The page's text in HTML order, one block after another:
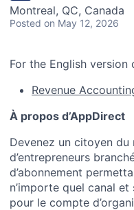
Montreal, QC, Canada
Posted on May 12, 2026
For the English
Revenue
À propos d’AppDirect
Devenez un citoyen du
d’entrepreneurs
d’abonnement
n’importe quel canal
pour le compte